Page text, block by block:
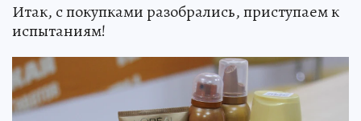
Итак, с покупками разобрались, приступаем к
испытаниям!